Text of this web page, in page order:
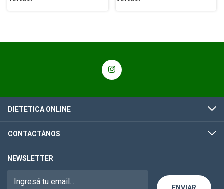
DIETETICA ONLINE
CONTACTÁNOS
NEWSLETTER